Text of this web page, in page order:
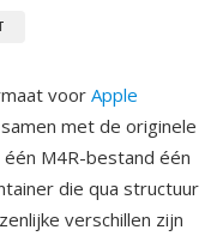
voor Apple
met de originele
één M4R-bestand één
die qua structuur
verschillen zijn